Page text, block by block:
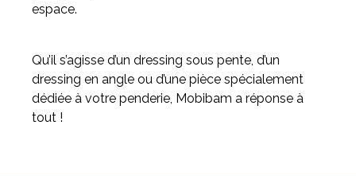
espace.
Qu’il s’agisse d’un dressing sous pente, d’un
dressing en angle ou d’une pièce spécialement
dédiée à votre penderie, Mobibam a réponse à
tout !